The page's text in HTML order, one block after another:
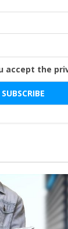
accept the